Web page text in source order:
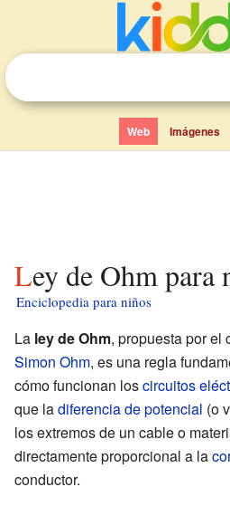
Web Imágenes
Ley de Ohm para
Enciclopedia para niños
La ley de Ohm, propuesta por el
Simon Ohm, es una regla
cómo funcionan loscircuitos
que ladiferencia de potencial (o
los extremos de un cable o
directamente proporcional a la
conductor.